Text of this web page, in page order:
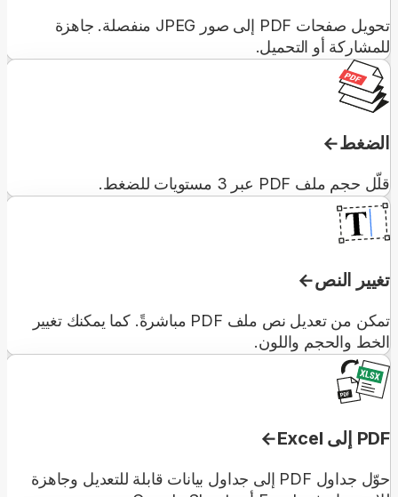
تحويل صفحات PDF إلى صور JPEG منفصلة. جاهزة
للمشاركة أو التحميل.
الضغط
قلّل حجم ملف PDF عبر 3 مستويات للضغط.
تغيير النص
تمكن من تعديل نص ملف PDF مباشرةً. كما يمكنك تغيير
الخط والحجم واللون.
PDF إلى Excel
حوّل جداول PDF إلى جداول بيانات قابلة للتعديل وجاهزة